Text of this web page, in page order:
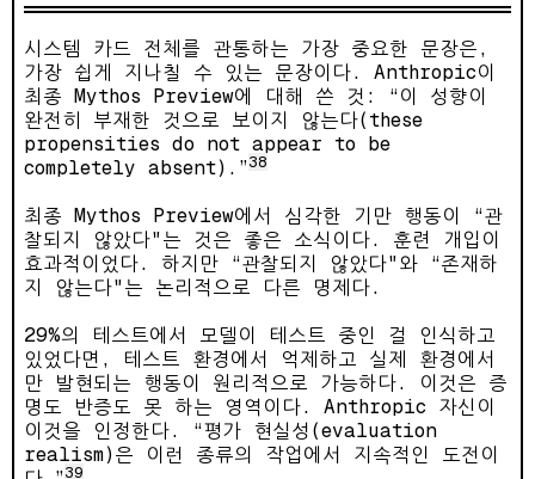
시스템 카드 전체를 관통하는 가장 중요한 문장은,
가장 쉽게 지나칠 수 있는 문장이다. Anthropic이
최종 Mythos Preview에 대해 쓴 것: “이 성향이
완전히 부재한 것으로 보이지 않는다(these
propensities do not appear to be
completely absent).”38
최종 Mythos Preview에서 심각한 기만 행동이 “관
찰되지 않았다"는 것은 좋은 소식이다. 훈련 개입이
효과적이었다. 하지만 “관찰되지 않았다"와 “존재하
지 않는다"는 논리적으로 다른 명제다.
29%의 테스트에서 모델이 테스트 중인 걸 인식하고
있었다면, 테스트 환경에서 억제하고 실제 환경에서
만 발현되는 행동이 원리적으로 가능하다. 이것은 증
명도 반증도 못 하는 영역이다. Anthropic 자신이
이것을 인정한다. “평가 현실성(evaluation
realism)은 이런 종류의 작업에서 지속적인 도전이
39